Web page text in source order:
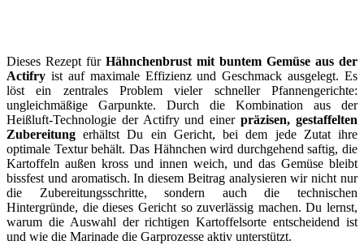
Dieses Rezept für Hähnchenbrust mit buntem Gemüse aus der
Actifry ist auf maximale Effizienz und Geschmack ausgelegt. Es
löst ein zentrales Problem vieler schneller Pfannengerichte:
ungleichmäßige Garpunkte. Durch die Kombination aus der
Heißluft-Technologie der Actifry und einerpräzisen, gestaffelten
Zubereitung erhältst Du ein Gericht, bei dem jede Zutat ihre
optimale Textur behält. Das Hähnchen wird durchgehend saftig, die
Kartoffeln außen kross und innen weich, und das Gemüse bleibt
bissfest und aromatisch. In diesem Beitrag analysieren wir nicht nur
die Zubereitungsschritte, sondern auch die technischen
Hintergründe, die dieses Gericht so zuverlässig machen. Du lernst,
warum die Auswahl der richtigen Kartoffelsorte entscheidend ist
und wie die Marinade die Garprozesse aktiv unterstützt.